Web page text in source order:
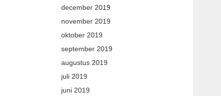
december 2019
november 2019
oktober 2019
september 2019
augustus 2019
juli 2019
juni 2019